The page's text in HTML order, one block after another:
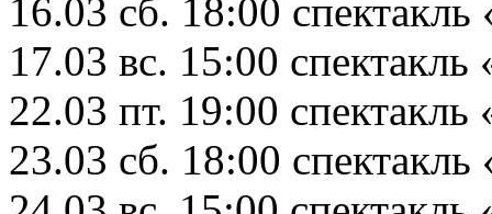
16.03 сб. 18:00
17.03 вс. 15:00
22.03 пт. 19:00
23.03 сб. 18:00